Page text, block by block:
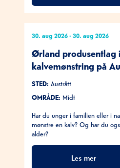
30. aug 2026-30. aug 2026
Ørland produsentlag
kalvemønstring på
STED: Austrått
OMRÅDE: Midt
Har du unger i familien eller i
mønstre en kalv? Og har du
alder?
Les mer